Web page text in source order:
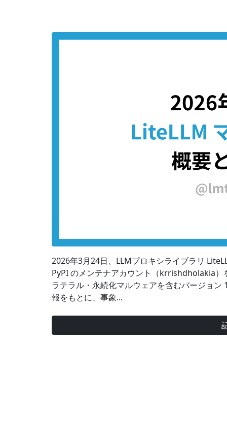
2026年3月24日、LLMプロキシライブラリ
PyPI のメンテナアカウント（krrishdholakia
ラテラル・永続化マルウェアを含むバージョ
報をもとに、事象...